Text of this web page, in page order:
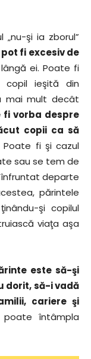
şi ia zborul”
fi excesiv de
ei. Poate fi
copil ieşită din
mai mult decât
fi vorba despre
copii ca să
Poate fi şi cazul
sau se tem de
departe
părintele
şi copilul
viaţa aşa
este să-şi
dorit, să-i vadă
cariere şi
întâmpla